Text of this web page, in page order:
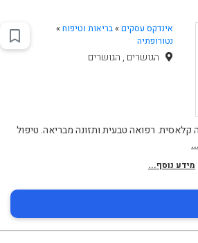
אינדקס עסקים »בריאות וטיפוח»
נטורופתיה
הגושרים , הגושרים
קלאסית. רפואה טבעית ותזונה מבריאה. טיפול
מידע נוסף...